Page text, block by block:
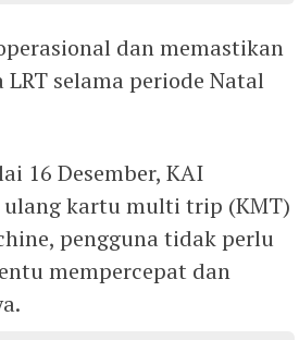
dan memastikan
selama periode Natal
16 Desember, KAI
kartu multi trip (KMT)
pengguna tidak perlu
mempercepat dan